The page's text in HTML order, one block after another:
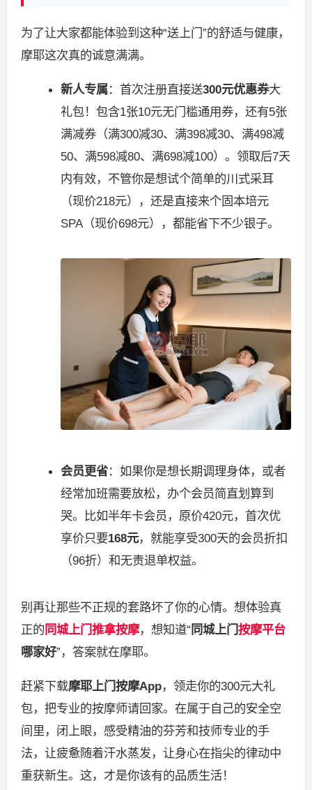
为了让大家都能体验到这种“送上门”的舒适与健康，
摩耶这次真的诚意满满。
新人专属：首次注册直接送300元优惠券大
礼包！包含1张10元无门槛通用券，还有5张
满减券（满300减30、满398减30、满498减
50、满598减80、满698减100）。领取后7天
内有效，不管你是想试个简单的川式采耳
（现价218元），还是直接来个固本培元
SPA（现价698元），都能省下不少银子。
会员更省：如果你是想长期调理身体，或者
经常加班需要放松，办个会员简直划算到
哭。比如半年卡会员，原价420元，首次优
享价只要168元，就能享受300天的会员折扣
（96折）和无责退单权益。
别再让那些不正规的套路坏了你的心情。想体验真
正的 同城上门推拿按摩，想知道“ 同城上门按摩平台
哪家好”，答案就在摩耶。
赶紧下载摩耶上门按摩App，领走你的300元大礼
包，把专业的按摩师请回家。在属于自己的安全空
间里，闭上眼，感受精油的芬芳和技师专业的手
法，让疲惫随着汗水蒸发，让身心在指尖的律动中
重获新生。这，才是你该有的品质生活！